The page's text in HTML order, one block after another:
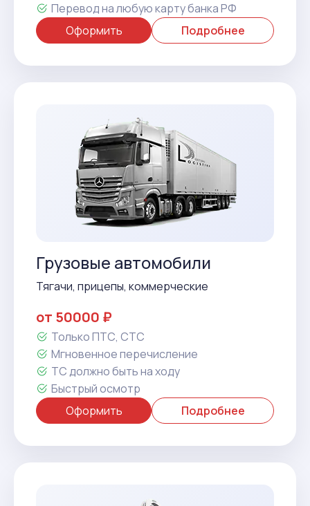
Перевод на любую карту банка РФ
Оформить
Подробнее
Грузовые автомобили
Тягачи, прицепы, коммерческие
от 50000 ₽
Только ПТС, СТС
Мгновенное перечисление
ТС должно быть на ходу
Быстрый осмотр
Оформить
Подробнее